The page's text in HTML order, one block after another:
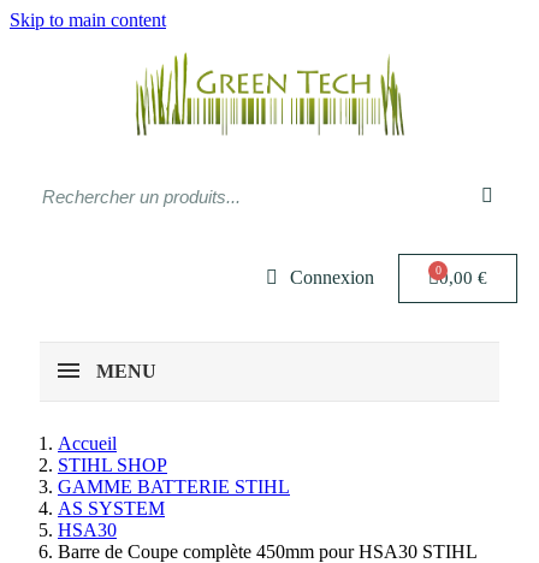
Skip to main content
Connexion 0,00 €
MENU
Accueil
STIHL SHOP
GAMME BATTERIE STIHL
AS SYSTEM
HSA30
Barre de Coupe complète 450mm pour HSA30 STIHL